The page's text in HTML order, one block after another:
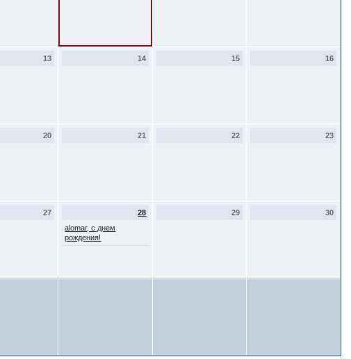
13 14 15 16
20 21 22 23
27
28
alomar, с днем
рождения!
29 30